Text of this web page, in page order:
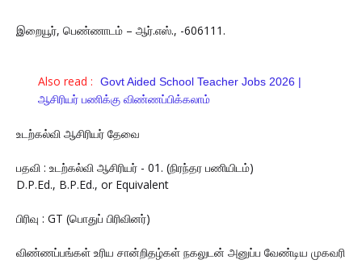
இறையூர், பெண்ணாடம் – ஆர்.எஸ்., -606111.
Also read :
Govt Aided School Teacher Jobs 2026 |
ஆசிரியர் பணிக்கு விண்ணப்பிக்கலாம்
உடற்கல்வி ஆசிரியர் தேவை
பதவி : உடற்கல்வி ஆசிரியர் - 01. (நிரந்தர பணியிடம்)
D.P.Ed., B.P.Ed., or Equivalent
பிரிவு : GT (பொதுப் பிரிவினர்)
விண்ணப்பங்கள் உரிய சான்றிதழ்கள் நகலுடன் அனுப்ப வேண்டிய முகவரி